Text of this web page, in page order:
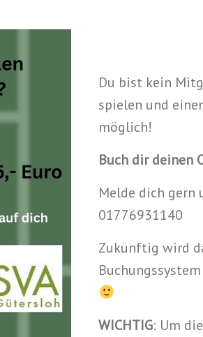
Du bist kein
spielen und
möglich!
Buch dir deinen
Melde dich gern
01776931140
Zukünftig wird
WICHTIG: Um